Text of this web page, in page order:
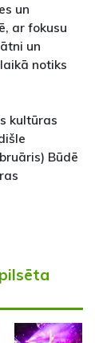
un
ar fokusu
un
notiks
kultūras
Būdē